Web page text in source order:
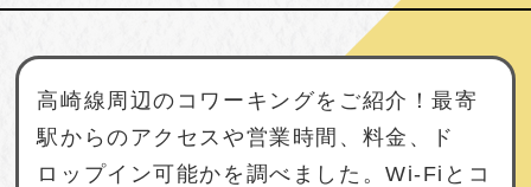
高崎線周辺のコワーキングをご紹介！最寄
駅からのアクセスや営業時間、料金、ド
ロップイン可能かを調べました。Wi-Fiとコ